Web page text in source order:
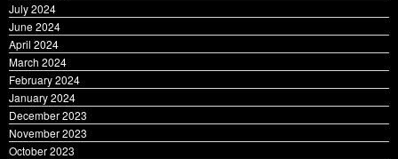
July 2024
June 2024
April 2024
March 2024
February 2024
January 2024
December 2023
November 2023
October 2023